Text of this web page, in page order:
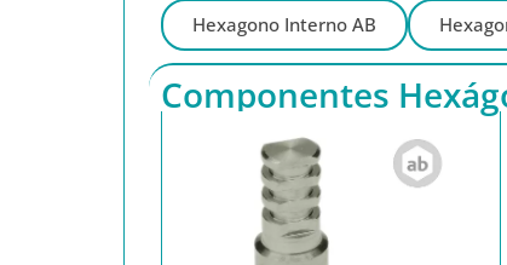
Hexagono Interno AB
Componentes